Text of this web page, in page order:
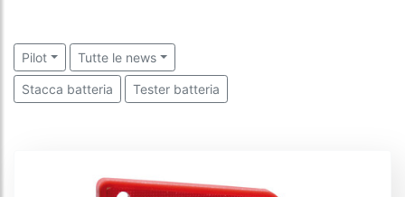
Pilot Tutte le news
Stacca batteria Tester batteria